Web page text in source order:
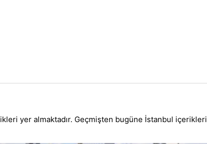
yer almaktadır. Geçmişten bugüne İstanbul içerikleri